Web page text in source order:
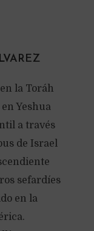
la Toráh
Yeshua
a través
de Israel
sefardíes
en la